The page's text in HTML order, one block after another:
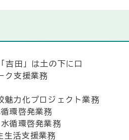
「吉田」は土の下に口
ク支援業務
力化プロジェクト業務
環啓発業務
循環啓発業務
活支援業務